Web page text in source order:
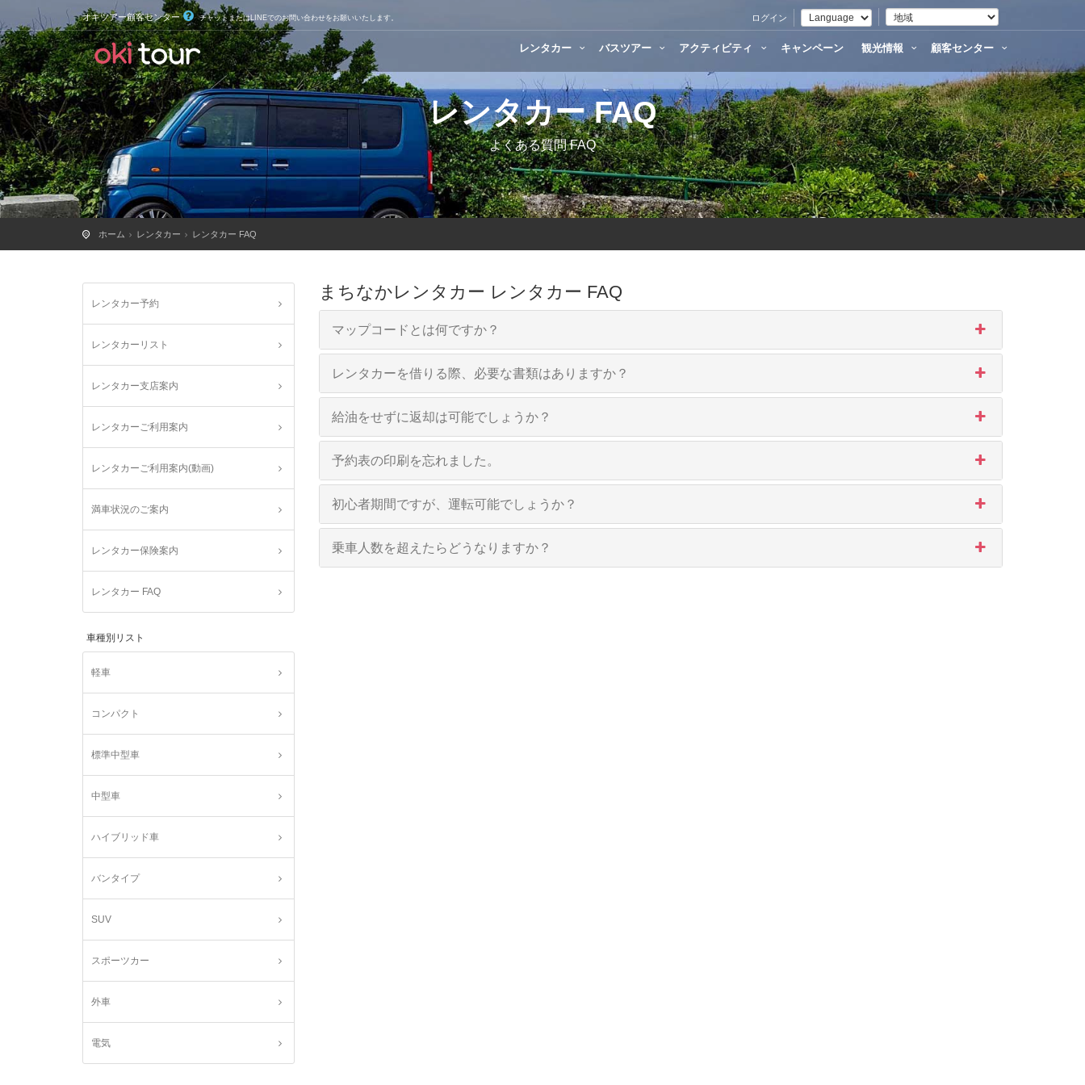
オキツアー顧客センター チャットまたはLINEでのお問い合わせをお願いいたします。 ログイン
レンタカー バスツアー アクティビティ キャンペーン 観光情報 顧客センター
レンタカー FAQ
よくある質問 FAQ
ホーム レンタカー レンタカー FAQ
レンタカー予約
レンタカーリスト
レンタカー支店案内
レンタカーご利用案内
レンタカーご利用案内(動画)
満車状況のご案内
レンタカー保険案内
レンタカー FAQ
車種別リスト
軽車
コンパクト
標準中型車
中型車
ハイブリッド車
バンタイプ
SUV
スポーツカー
外車
電気
まちなかレンタカー レンタカー FAQ
マップコードとは何ですか？
レンタカーを借りる際、必要な書類はありますか？
給油をせずに返却は可能でしょうか？
予約表の印刷を忘れました。
初心者期間ですが、運転可能でしょうか？
乗車人数を超えたらどうなりますか？